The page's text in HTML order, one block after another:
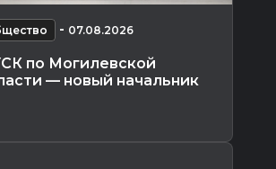
- 07.08.2026
по Могилевской
— новый начальник